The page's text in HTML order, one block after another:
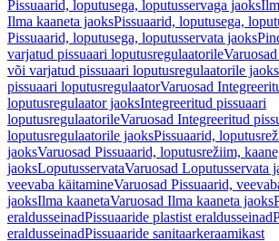
Pissuaarid, loputusega, loputusservaga jaoks
Ilma kaaneta jaoksPissuaarid, loputusega,
Pissuaarid, loputusega, loputusservata jaoks
varjatud pissuaari loputusregulaatorile
või varjatud pissuaari loputusregulaatorile jaoks
pissuaari loputusregulaatorVaruosad
loputusregulaator jaoksIntegreeritud pissuaari
loputusregulaatorileVaruosad Integreeritud
loputusregulaatorile jaoksPissuaarid,
jaoksVaruosad Pissuaarid, loputusrežiim,
jaoksLoputusservataVaruosad Loputusservata
veevaba käitamineVaruosad Pissuaarid,
jaoksIlma kaanetaVaruosad Ilma kaaneta jaoks
eraldusseinadPissuaaride plastist eraldusseinad
eraldusseinadPissuaaride sanitaarkeraamikast